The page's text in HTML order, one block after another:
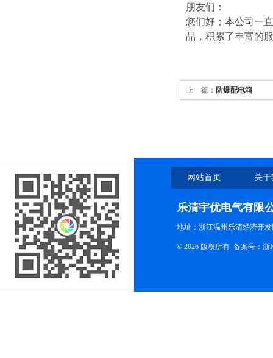
朋友们：
您们好；本公司一
品，积累了丰富的
上一篇： 防爆配电箱
网站首页 关
乐清宇优电气有限
地址：浙江温州乐清经济开
© 2026 版权所有 备案号：浙